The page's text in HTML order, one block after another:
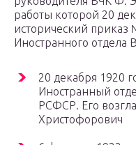
работы которой 20
исторический приказ
Иностранного отдела
20 декабря 1920
Иностранный
РСФСР. Его
Христофорович